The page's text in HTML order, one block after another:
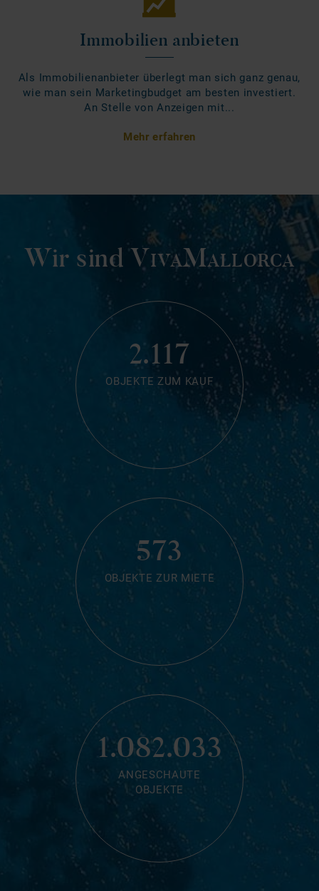
Immobilien anbieten
Als Immobilienanbieter überlegt man sich ganz genau,
wie man sein Marketingbudget am besten investiert.
An Stelle von Anzeigen mit...
Mehr erfahren
Wir sindVivaMallorca
2.117
OBJEKTE ZUM KAUF
573
OBJEKTE ZUR MIETE
1.082.033
ANGESCHAUTE
OBJEKTE